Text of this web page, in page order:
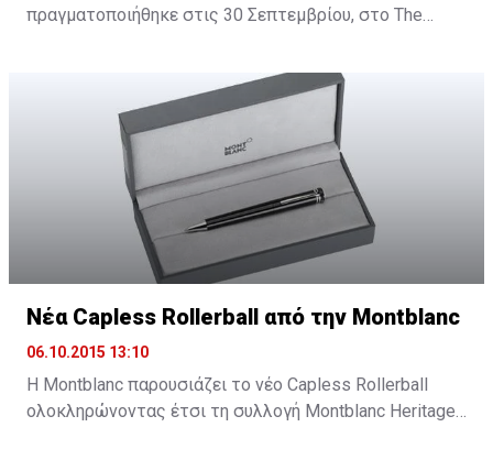
πραγματοποιήθηκε στις 30 Σεπτεμβρίου, στο Τhe
Νέα Capless Rollerball από την Montblanc
06.10.2015 13:10
Η Montblanc παρουσιάζει το νέο Capless Rollerball
ολοκληρώνοντας έτσι τη συλλογή Montblanc Heritage